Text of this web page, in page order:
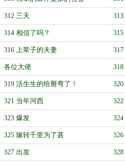
312 三天
314 相信了吗？
316 上辈子的夫妻
各位大佬
319 活生生的给掰弯了！
321 当年河西
323 爆发
325 辗转千里为了甚
327 出发